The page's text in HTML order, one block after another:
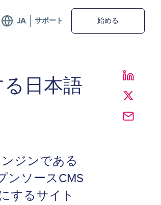
サポート 始める
日本語
ジンである
ンソースCMS
するサイト